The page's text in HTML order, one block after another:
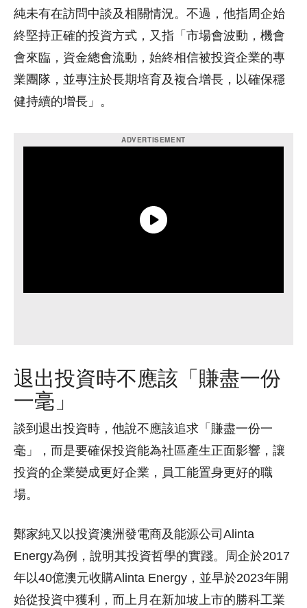
純未有在訪問中談及相關情況。不過，他指周企始
終堅持正確的投資方式，又指「市場會波動，機會
會來臨，資金總會流動，始終相信被投資企業的專
業團隊，並專注於長期培育及複合增長，以確保穩
健持續的增長」。
退出投資時不應該「賺盡一份
一毫」
談到退出投資時，他說不應該追求「賺盡一份一
毫」，而是要確保投資能為社區產生正面影響，讓
投資的企業變成更好企業，員工能置身更好的職
場。
鄭家純又以投資澳洲發電商及能源公司Alinta
Energy為例，說明其投資哲學的實踐。周企於2017
年以40億澳元收購Alinta Energy，並早於2023年開
始從投資中獲利，而上月在新加坡上市的勝科工業